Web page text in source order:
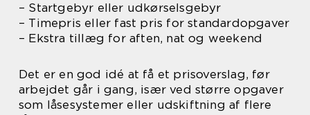
– Startgebyr eller udkørselsgebyr
– Timepris eller fast pris for standardopgaver
– Ekstra tillæg for aften, nat og weekend
Det er en god idé at få et prisoverslag, før
arbejdet går i gang, især ved større opgaver
som låsesystemer eller udskiftning af flere